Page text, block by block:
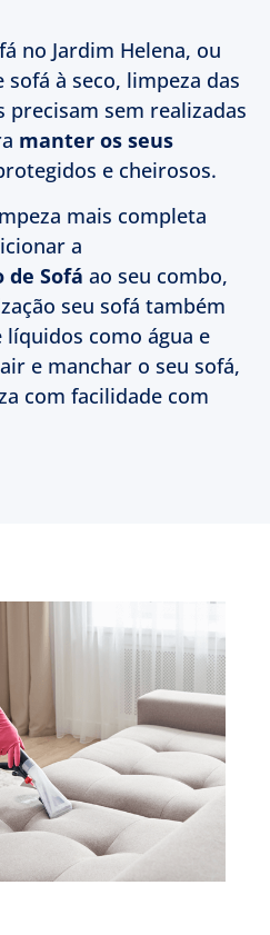
no Jardim Helena, ou
sofá à seco, limpeza das
precisam sem realizadas
manter os seus
e cheirosos.
mais completa
a
Sofá ao seu combo,
seu sofá também
como água e
e manchar o seu sofá,
com facilidade com